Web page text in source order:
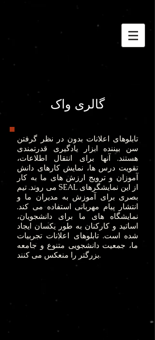
گالری واک
تابلوهای اعلانات بدون در نظر گرفتن
سن بیننده ابزار یادگیری قدرتمندی
هستند. آنها برای انتقال اطلاعات،
تقویت درس ها، نمایش کارهای دانش
آموزان و ترویج ارزش های ما به کار
می روند. تیم SEAL از این نمایشگرهای
بصری برای آموزش به مدیران ما و
انتشار پیام مهربانی استفاده می کند.
نمایشگاه های ما برای دانشجویان،
اساتید و کارکنان به طور یکسان ایجاد
شده است. تابلوهای اعلانات تجربیات
ما، جمعیت دانشجویی متنوع و جامعه
بزرگتر را منعکس می کنند.